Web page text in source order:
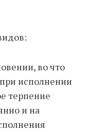
во что
исполнении
терпение
и на